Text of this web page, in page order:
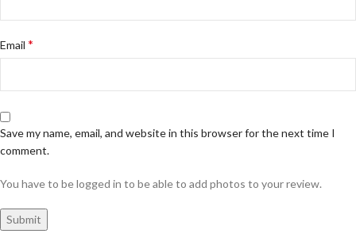
Email *
Save my name, email, and website in this browser for the next time I
comment.
You have to be logged in to be able to add photos to your review.